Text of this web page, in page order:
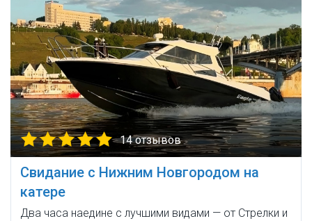
14 отзывов
Свидание с Нижним Новгородом на
катере
Два часа наедине с лучшими видами — от Стрелки и